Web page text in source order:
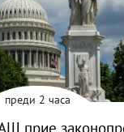
преди 2 часа
прие